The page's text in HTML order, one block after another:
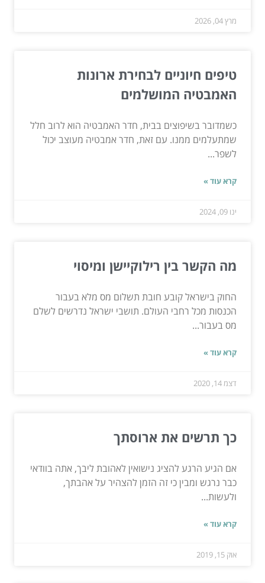
מרץ 04, 2026
טיפים חיוניים לבחירת ארונות
האמבטיה המושלמים
כשמדובר בשיפוצים בבית, חדר האמבטיה הוא לרוב חלל
שמתעלמים ממנו. עם זאת, חדר אמבטיה מעוצב יכול
לשפר...
קרא עוד »
ינו 09, 2024
מה הקשר בין רילוקיישן ומיסוי
החוק בישראל קובע חובת תשלום מס מלא בעבור
הכנסות מכל רחבי העולם. תושבי ישראל נדרשים לשלם
מס בעבור...
קרא עוד »
דצמ 14, 2020
כך תרשים את ארוסתך
אם הגיע הרגע להציג נישואין לאהובת ליבך, אתה בוודאי
כבר נרגש ומבין כי זה הזמן להצהיר על אהבתך,
ולעשות...
קרא עוד »
אוק 15, 2019